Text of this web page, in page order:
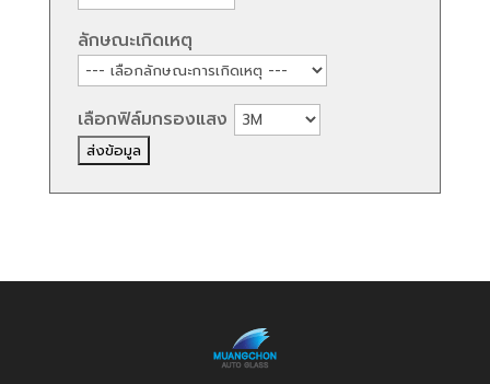
ลักษณะเกิดเหตุ
เลือกฟิล์มกรองแสง